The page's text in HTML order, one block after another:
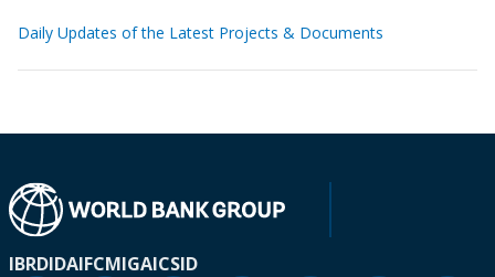
Daily Updates of the Latest Projects & Documents
IBRDIDAIFCMIGAICSID